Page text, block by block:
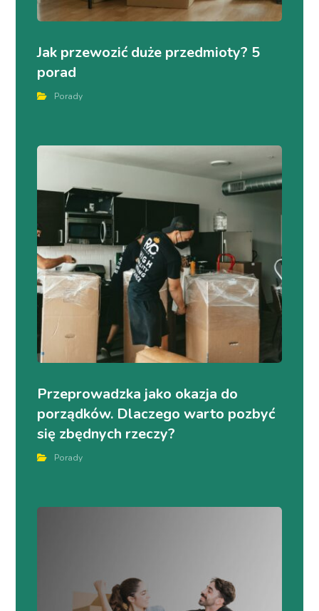
Jak przewozić duże przedmioty? 5
porad
Porady
Przeprowadzka jako okazja do
porządków. Dlaczego warto pozbyć
się zbędnych rzeczy?
Porady